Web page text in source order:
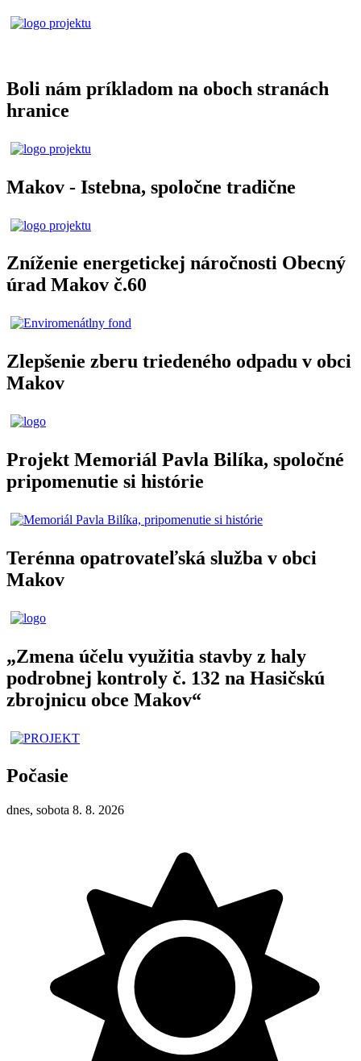
Boli nám príkladom na oboch stranách
hranice
Makov - Istebna, spoločne tradične
Zníženie energetickej náročnosti Obecný
úrad Makov č.60
Zlepšenie zberu triedeného odpadu v obci
Makov
Projekt Memoriál Pavla Bilíka, spoločné
pripomenutie si histórie
Terénna opatrovateľská služba v obci
Makov
„Zmena účelu využitia stavby z haly
podrobnej kontroly č. 132 na Hasičskú
zbrojnicu obce Makov“
Počasie
dnes, sobota 8. 8. 2026